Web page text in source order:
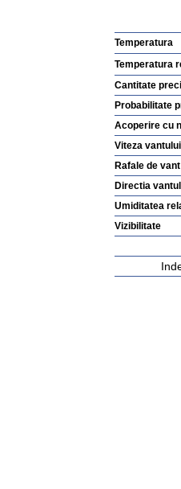
Temperatura
Temperatura
Cantitate
Probabilitate
Acoperire cu
Viteza vantului
Rafale de vant
Directia
Umiditatea
Vizibilitate